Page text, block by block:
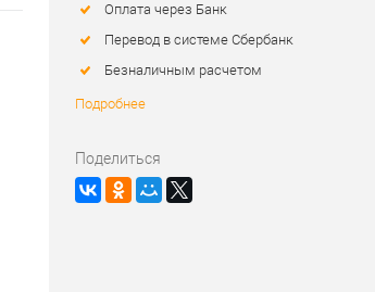
Оплата через Банк
Перевод в системе Сбербанк
Безналичным расчетом
Подробнее
Поделиться